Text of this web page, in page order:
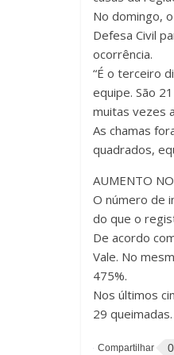
No domingo,
Defesa Civil
ocorrência.
“É o terceiro
equipe. São
muitas vezes
As chamas
quadrados,
AUMENTO
O número de
do que o
De acordo
Vale. No
475%.
Nos últimos
29 queimadas.
0